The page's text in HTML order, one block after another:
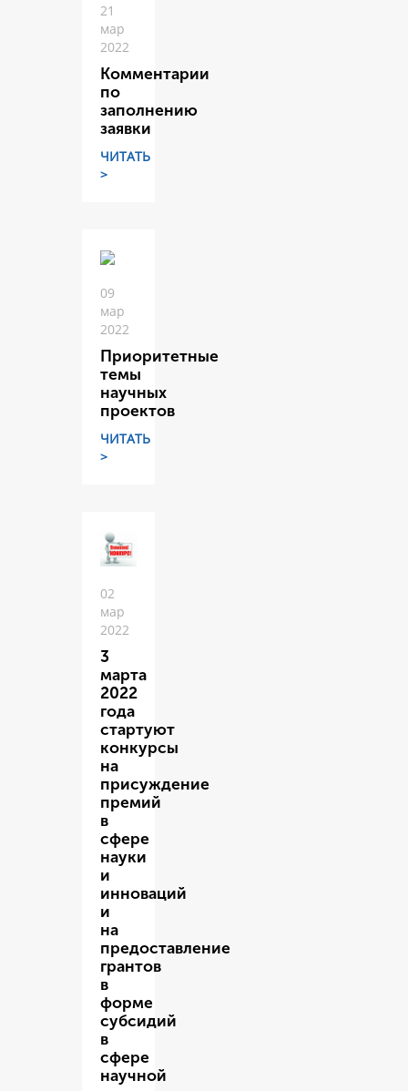
21
мар
2022
Комментарии
по
заполнению
заявки
ЧИТАТЬ
>
09
мар
2022
Приоритетные
темы
научных
проектов
ЧИТАТЬ
>
02
мар
2022
3
марта
2022
года
стартуют
конкурсы
на
присуждение
премий
в
сфере
науки
и
инноваций
и
на
предоставление
грантов
в
форме
субсидий
в
сфере
научной